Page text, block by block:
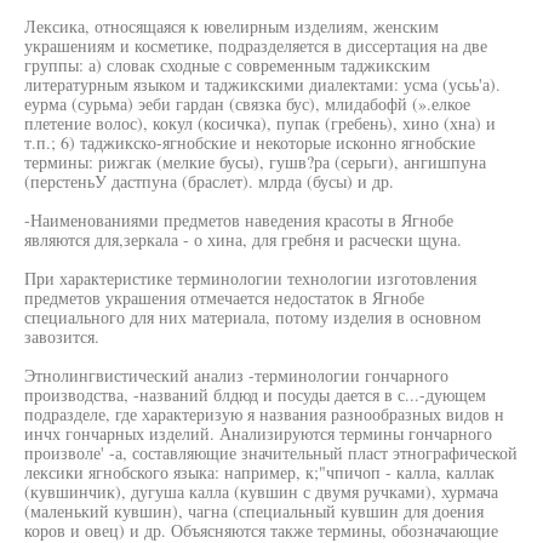
Лексика, относящаяся к ювелирным изделиям, женским
украшениям и косметике, подразделяется в диссертация на две
группы: а) словак сходные с современным таджикским
литературным языком и таджикскими диалектами: усма (усьь'а).
еурма (сурьма) эеби гардан (связка бус), млидабофй (».елкое
плетение волос), кокул (косичка), пупак (гребень), хино (хна) и
т.п.; 6) таджикско-ягнобские и некоторые исконно ягнобские
термины: рижгак (мелкие бусы), гушв?ра (серьги), ангишпуна
(перстеньУ дастпуна (браслет). млрда (бусы) и др.
-Наименованиями предметов наведения красоты в Ягнобе
являются для,зеркала - о хина, для гребня и расчески щуна.
При характеристике терминологии технологии изготовления
предметов украшения отмечается недостаток в Ягнобе
специального для них материала, потому изделия в основном
завозится.
Этнолингвистический анализ -терминологии гончарного
производства, -названий блдюд и посуды дается в с...-дующем
подразделе, где характеризую я названия разнообразных видов н
инчх гончарных изделий. Анализируются термины гончарного
произволе' -а, составляющие значительный пласт этнографической
лексики ягнобского языка: например, к;"чпичоп - калла, каллак
(кувшинчик), дугуша калла (кувшин с двумя ручками), хурмача
(маленький кувшин), чагна (специальный кувшин для доения
коров и овец) и др. Объясняются также термины, обозначающие